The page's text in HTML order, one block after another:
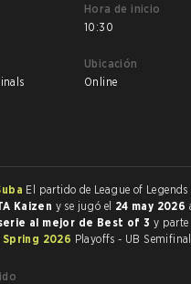
Hora de inicio
10:30
Ubicación
Online
El partido de League of
Kaizen y se jugó el 24 may 2026
al mejor de Best of 3 y parte
2026 Playoffs - UB